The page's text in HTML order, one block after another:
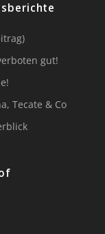
gut!
Tecate & Co